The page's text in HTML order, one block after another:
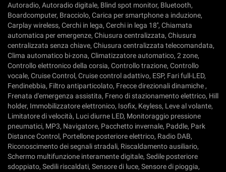
Autoradio, Autoradio digitale, Blind spot monitor, Bluetooth,
Boardcomputer, Bracciolo, Carica per smartphone a induzione,
Carplay wireless, Cerchi in lega, Cerchi in lega 18'', Chiamata
automatica per emergenze, Chiusura centralizzata, Chiusura
centralizzata senza chiave, Chiusura centralizzata telecomandata,
Clima automatico bi-zona, Climatizzatore automatico, 2 zone,
Controllo elettronico della corsia, Controllo trazione, Controllo
vocale, Cruise Control, Cruise control adattivo, ESP, Fari full-LED,
Fendinebbia, Filtro antiparticolato, Frecce direzionali dinamiche ,
Frenata d'emergenza assistita, Freno di stazionamento elettrico, Hill
holder, Immobilizzatore elettronico, Isofix, Keyless, Leve al volante,
Limitatore di velocità, Luci diurne LED, Monitoraggio pressione
pneumatici, MP3, Navigatore, Pacchetto invernale, Paddle, Park
Distance Control, Portellone posteriore elettrico, Radio DAB,
Riconoscimento dei segnali stradali, Riscaldamento ausiliario,
Schermo multifunzione interamente digitale, Sedile posteriore
sdoppiato, Sedili riscaldati, Sensore di luce, Sensore di pioggia,